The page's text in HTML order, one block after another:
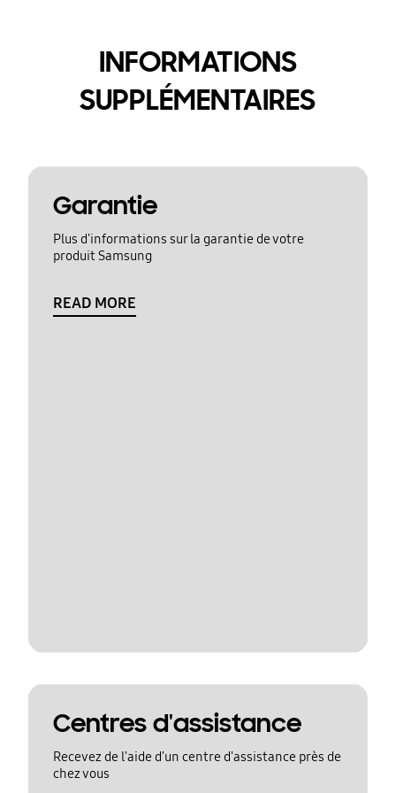
INFORMATIONS
SUPPLÉMENTAIRES
Garantie
Plus d'informations sur la garantie de votre
produit Samsung
READ MORE
Centres d'assistance
Recevez de l'aide d'un centre d'assistance près de
chez vous